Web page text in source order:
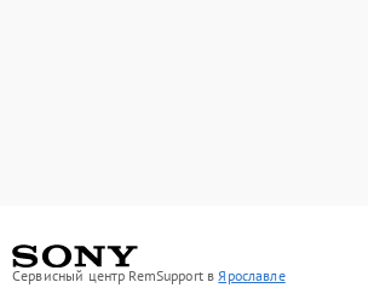
Сервисный центр RemSupport в Ярославле